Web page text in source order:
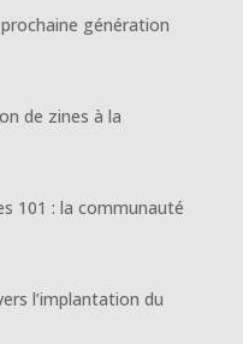
génération
de zines à la
101 : la communauté
l’implantation du